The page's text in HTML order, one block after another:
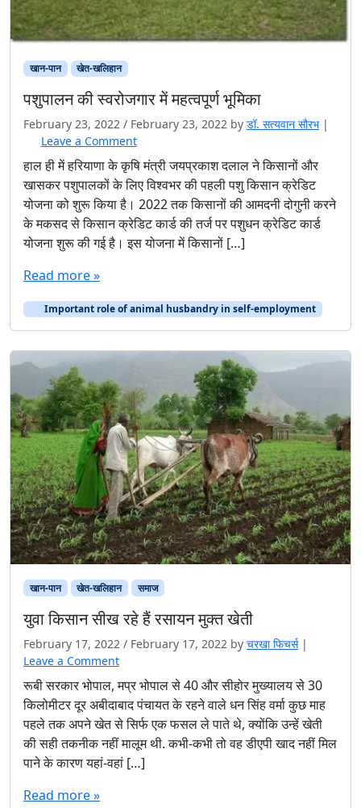
खान-पान खेत-खलिहान
पशुपालन की स्वरोजगार में महत्वपूर्ण भूमिका
February 23, 2022 / February 23, 2022 by डॉ. सत्यवान सौरभ |
Leave a Comment
हाल ही में हरियाणा के कृषि मंत्री जयप्रकाश दलाल ने किसानों और
खासकर पशुपालकों के लिए विश्वभर की पहली पशु किसान क्रेडिट
योजना को शुरू किया है। 2022 तक किसानों की आमदनी दोगुनी करने
के मकसद से किसान क्रेडिट कार्ड की तर्ज पर पशुधन क्रेडिट कार्ड
योजना शुरू की गई है। इस योजना में किसानों […]
Read more »
Important role of animal husbandry in self-employment
खान-पान खेत-खलिहान समाज
युवा किसान सीख रहे हैं रसायन मुक्त खेती
February 17, 2022 / February 17, 2022 by चरखा फिचर्स |
Leave a Comment
रूबी सरकार भोपाल, मप्र भोपाल से 40 और सीहोर मुख्यालय से 30
किलोमीटर दूर अबीदाबाद पंचायत के रहने वाले धन सिंह वर्मा कुछ माह
पहले तक अपने खेत से सिर्फ एक फसल ले पाते थे, क्योंकि उन्हें खेती
की सही तकनीक नहीं मालूम थी. कभी-कभी तो वह डीएपी खाद नहीं मिल
पाने के कारण यहां-वहां […]
Read more »